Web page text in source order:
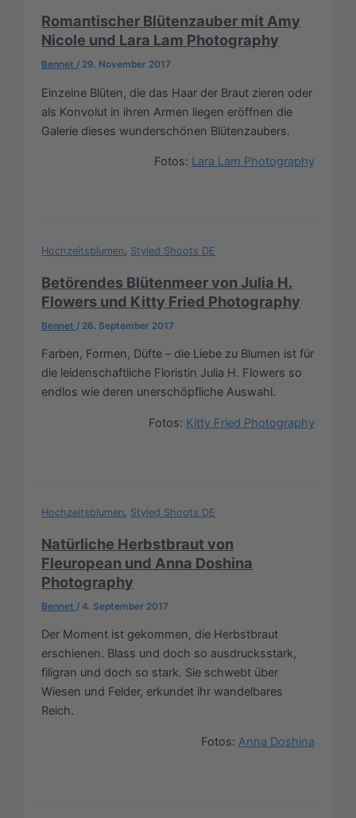
Romantischer Blütenzauber mit Amy
Nicole und Lara Lam Photography
Bennet/ 29. November 2017
Einzelne Blüten, die das Haar der Braut zieren oder
als Konvolut in ihren Armen liegen eröffnen die
Galerie dieses wunderschönen Blütenzaubers.
Fotos: Lara Lam Photography
Hochzeitsblumen, Styled Shoots DE
Betörendes Blütenmeer von Julia H.
Flowers und Kitty Fried Photography
Bennet/ 26. September 2017
Farben, Formen, Düfte – die Liebe zu Blumen ist für
die leidenschaftliche Floristin Julia H. Flowers so
endlos wie deren unerschöpfliche Auswahl.
Fotos: Kitty Fried Photography
Hochzeitsblumen, Styled Shoots DE
Natürliche Herbstbraut von
Fleuropean und Anna Doshina
Photography
Bennet /4. September 2017
Der Moment ist gekommen, die Herbstbraut
erschienen. Blass und doch so ausdrucksstark,
filigran und doch so stark. Sie schwebt über
Wiesen und Felder, erkundet ihr wandelbares
Reich.
Fotos: Anna Doshina